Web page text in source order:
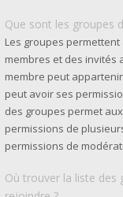
Que sont les groupes
Les groupes
membres et des invités
membre peut
peut avoir ses
des groupes permet
permissions de
permissions de
Où trouver la liste des